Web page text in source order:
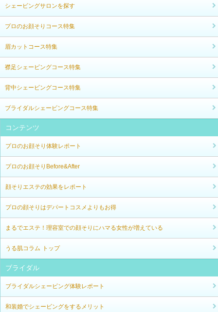
シェービングサロンを探す
プロのお顔そりコース特集
眉カットコース特集
襟足シェービングコース特集
背中シェービングコース特集
ブライダルシェービングコース特集
コンテンツ
プロのお顔そり体験レポート
プロのお顔そりBefore&After
顔そりエステの効果をレポート
プロの顔そりはデパートコスメよりもお得
まるでエステ！理容室での顔そりにハマる女性が増えている
うる肌コラム トップ
ブライダル
ブライダルシェービング体験レポート
和装婚でシェービングをするメリット